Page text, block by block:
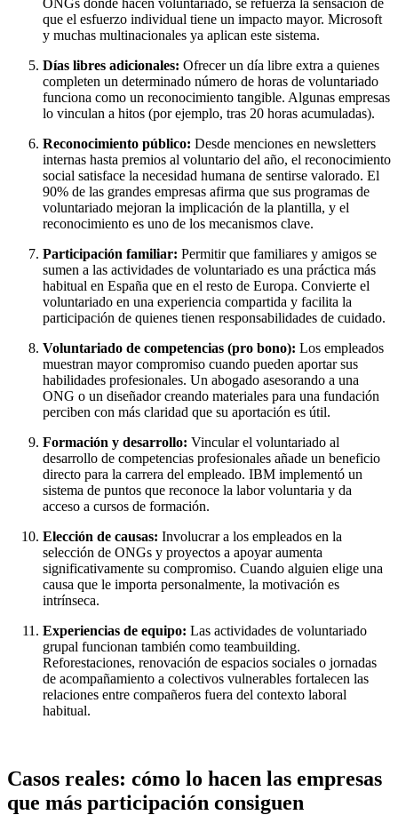
ONGs donde hacen voluntariado, se refuerza la sensación de
que el esfuerzo individual tiene un impacto mayor. Microsoft
y muchas multinacionales ya aplican este sistema.
Días libres adicionales: Ofrecer un día libre extra a quienes
completen un determinado número de horas de voluntariado
funciona como un reconocimiento tangible. Algunas empresas
lo vinculan a hitos (por ejemplo, tras 20 horas acumuladas).
Reconocimiento público: Desde menciones en newsletters
internas hasta premios al voluntario del año, el reconocimiento
social satisface la necesidad humana de sentirse valorado. El
90% de las grandes empresas afirma que sus programas de
voluntariado mejoran la implicación de la plantilla, y el
reconocimiento es uno de los mecanismos clave.
Participación familiar: Permitir que familiares y amigos se
sumen a las actividades de voluntariado es una práctica más
habitual en España que en el resto de Europa. Convierte el
voluntariado en una experiencia compartida y facilita la
participación de quienes tienen responsabilidades de cuidado.
Voluntariado de competencias (pro bono): Los empleados
muestran mayor compromiso cuando pueden aportar sus
habilidades profesionales. Un abogado asesorando a una
ONG o un diseñador creando materiales para una fundación
perciben con más claridad que su aportación es útil.
Formación y desarrollo: Vincular el voluntariado al
desarrollo de competencias profesionales añade un beneficio
directo para la carrera del empleado. IBM implementó un
sistema de puntos que reconoce la labor voluntaria y da
acceso a cursos de formación.
Elección de causas: Involucrar a los empleados en la
selección de ONGs y proyectos a apoyar aumenta
significativamente su compromiso. Cuando alguien elige una
causa que le importa personalmente, la motivación es
intrínseca.
Experiencias de equipo: Las actividades de voluntariado
grupal funcionan también como teambuilding.
Reforestaciones, renovación de espacios sociales o jornadas
de acompañamiento a colectivos vulnerables fortalecen las
relaciones entre compañeros fuera del contexto laboral
habitual.
Casos reales: cómo lo hacen las empresas
que más participación consiguen